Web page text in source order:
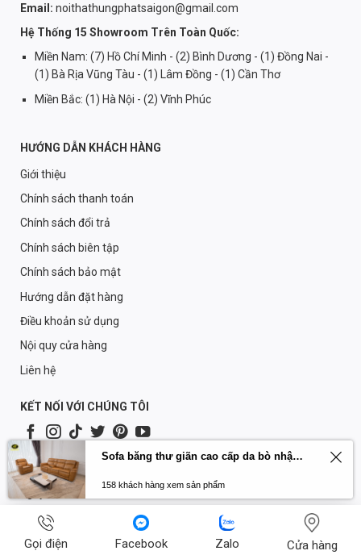
Email: noithathungphatsaigon@gmail.com
Hệ Thống 15 Showroom Trên Toàn Quốc:
Miền Nam: (7) Hồ Chí Minh - (2) Bình Dương - (1) Đồng Nai -
(1) Bà Rịa Vũng Tàu - (1) Lâm Đồng - (1) Cần Thơ
Miền Bắc: (1) Hà Nội - (2) Vĩnh Phúc
HƯỚNG DẪN KHÁCH HÀNG
Giới thiệu
Chính sách thanh toán
Chính sách đổi trả
Chính sách biên tập
Chính sách bảo mật
Hướng dẫn đặt hàng
Điều khoản sử dụng
Nội quy cửa hàng
Liên hệ
KẾT NỐI VỚI CHÚNG TÔI
© Bản quyền thuộc: Công Ty TNHH Nội Thất Hưng Phát Sài Gòn.
Mã số doanh nghiệp: 0312530919 do Sở KH&ĐT TP HCM cấp
ngày 01/11/2013.
CÁC GIẢI THƯỞNG CỦA HƯNG PHÁT SÀI GÒN
Gọi điện Facebook Zalo Cửa hàng
Sofa băng thư giãn cao cấp da bò nhập khẩu Primo U70797HM
158 khách hàng xem sản phẩm